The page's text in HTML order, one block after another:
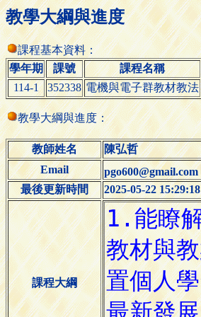
教學大綱與進度
課程基本資料：
學年期
課號 課程名稱
114-1
352338 電機與電子群教材教法
教學大綱與進度：
教師姓名
陳弘哲
Email
pgo600@gmail.com
最後更新時間
2025-05-22 15:29:18
課程大綱